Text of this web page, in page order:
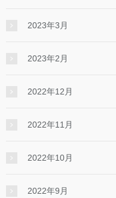
2023年3月
2023年2月
2022年12月
2022年11月
2022年10月
2022年9月